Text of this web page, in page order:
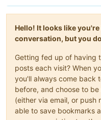
Hello! It looks like
conversation, but you
Getting fed up of having
posts each visit? When
you'll always come back
before, and choose to
(either via email, or push
able to save bookmarks